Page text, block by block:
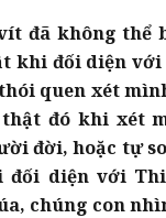
đã không thể
khi đối diện với
quen xét
đó khi xét
đời, hoặc tự
đối diện với
chúng con